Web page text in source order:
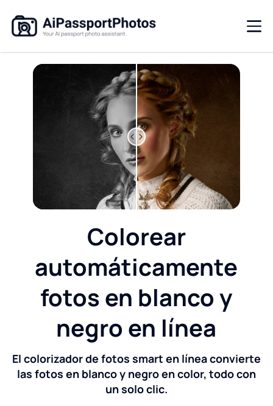
Colorear
automáticamente
fotos en blanco y
negro en línea
El colorizador de fotos smart en línea convierte
las fotos en blanco y negro en color, todo con
un solo clic.